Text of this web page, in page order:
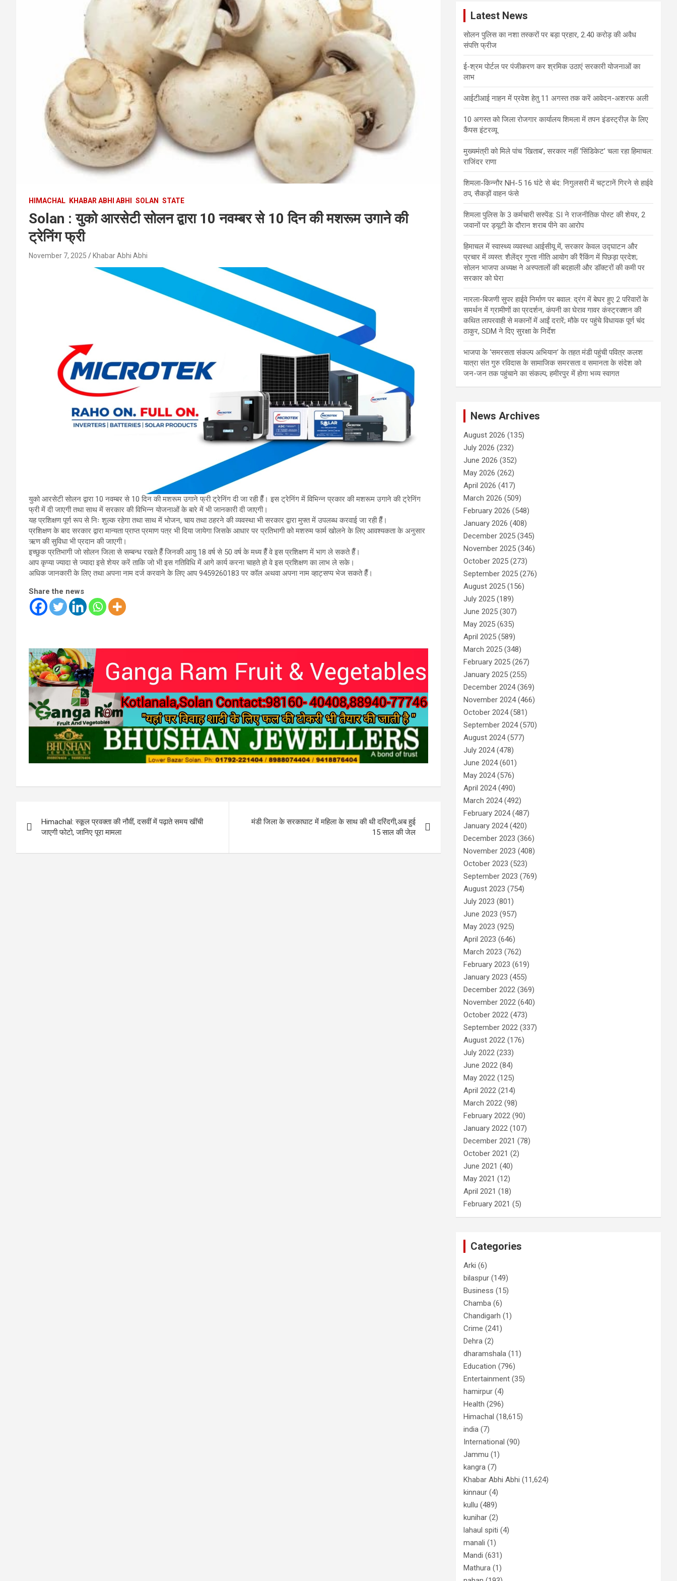
HIMACHAL KHABAR ABHI ABHI SOLAN STATE
Solan : युको आरसेटी सोलन द्वारा 10 नवम्बर से 10 दिन की मशरूम उगाने की
ट्रेनिंग फ्री
November 7, 2025 Khabar Abhi Abhi
युको आरसेटी सोलन द्वारा 10 नवम्बर से 10 दिन की मशरूम उगाने फ्री ट्रेनिंग दी जा रही हैँ। इस ट्रेनिंग में विभिन्न प्रकार की मशरूम उगाने की ट्रेनिंग
फ्री में दी जाएगी तथा साथ में सरकार की विभिन्न योजनाओं के बारे में भी जानकारी दी जाएगी।
यह प्रशिक्षण पूर्ण रूप से निः शुल्क रहेगा तथा साथ में भोजन, चाय तथा ठहरने की व्यवस्था भी सरकार द्वारा मुफ्त में उपलब्ध करवाई जा रही हैँ।
प्रशिक्षण के बाद सरकार द्वारा मान्यता प्राप्त प्रमाण पत्र भी दिया जायेगा जिसके आधार पर प्रतिभागी को मशरुम फार्म खोलने के लिए आवश्यकता के अनुसार
ऋण की सुविधा भी प्रदान की जाएगी।
इच्छुक प्रतिभागी जो सोलन जिला से सम्बन्ध रखते हैँ जिनकी आयु 18 वर्ष से 50 वर्ष के मध्य हैँ वे इस प्रशिक्षण में भाग ले सकते हैँ।
आप कृप्या ज्यादा से ज्यादा इसे शेयर करें ताकि जो भी इस गतिविधि में आगे कार्य करना चाहते हो वे इस प्रशिक्षण का लाभ ले सके।
अधिक जानकारी के लिए तथा अपना नाम दर्ज करवाने के लिए आप 9459260183 पर कॉल अथवा अपना नाम व्हाट्सप्प भेज सकते हैँ।
Share the news
navigation
Himachal: स्कूल प्रवक्ता की नौवीं, दसवीं में पढ़ाते समय खींची
जाएगी फोटो, जानिए पूरा मामला
मंडी जिला के सरकाघाट में महिला के साथ की थी दरिंदगी,अब हुई
15 साल की जेल
Latest News
सोलन पुलिस का नशा तस्करों पर बड़ा प्रहार, 2.40 करोड़ की अवैध
संपत्ति फ्रीज
ई-श्रम पोर्टल पर पंजीकरण कर श्रमिक उठाएं सरकारी योजनाओं का
लाभ
आईटीआई नाहन में प्रवेश हेतु 11 अगस्त तक करें आवेदन-अशरफ अली
10 अगस्त को जिला रोजगार कार्यालय शिमला में तपन इंडस्ट्रीज़ के लिए
कैंपस इंटरव्यू
मुख्यमंत्री को मिले पांच ‘खिताब’, सरकार नहीं ‘सिंडिकेट’ चला रहा हिमाचल:
राजिंदर राणा
शिमला-किन्नौर NH-5 16 घंटे से बंद: निगुलसरी में चट्टानें गिरने से हाईवे
ठप, सैकड़ों वाहन फंसे
शिमला पुलिस के 3 कर्मचारी सस्पेंड: SI ने राजनीतिक पोस्ट की शेयर, 2
जवानों पर ड्यूटी के दौरान शराब पीने का आरोप
हिमाचल में स्वास्थ्य व्यवस्था आईसीयू में, सरकार केवल उद्घाटन और
प्रचार में व्यस्त: शैलेंद्र गुप्ता नीति आयोग की रैंकिंग में पिछड़ा प्रदेश;
सोलन भाजपा अध्यक्ष ने अस्पतालों की बदहाली और डॉक्टरों की कमी पर
सरकार को घेरा
नारला-बिजणी सुपर हाईवे निर्माण पर बवाल: द्रंग में बेघर हुए 2 परिवारों के
समर्थन में ग्रामीणों का प्रदर्शन, कंपनी का घेराव गावर कंस्ट्रक्शन की
कथित लापरवाही से मकानों में आईं दरारें; मौके पर पहुंचे विधायक पूर्ण चंद
ठाकुर, SDM ने दिए सुरक्षा के निर्देश
भाजपा के ‘समरसता संकल्प अभियान’ के तहत मंडी पहुंची पवित्र कलश
यात्रा संत गुरु रविदास के सामाजिक समरसता व समानता के संदेश को
जन-जन तक पहुंचाने का संकल्प; हमीरपुर में होगा भव्य स्वागत
News Archives
August 2026 (135)
July 2026 (232)
June 2026 (352)
May 2026 (262)
April 2026 (417)
March 2026 (509)
February 2026 (548)
January 2026 (408)
December 2025 (345)
November 2025 (346)
October 2025 (273)
September 2025 (276)
August 2025 (156)
July 2025 (189)
June 2025 (307)
May 2025 (635)
April 2025 (589)
March 2025 (348)
February 2025 (267)
January 2025 (255)
December 2024(369)
November 2024(466)
October 2024(581)
September 2024(570)
August 2024(577)
July 2024(478)
June 2024(601)
May 2024(576)
April 2024(490)
March 2024(492)
February 2024(487)
January 2024(420)
December 2023 (366)
November 2023 (408)
October 2023 (523)
September 2023 (769)
August 2023 (754)
July 2023 (801)
June 2023 (957)
May 2023 (925)
April 2023 (646)
March 2023 (762)
February 2023 (619)
January 2023 (455)
December 2022 (369)
November 2022 (640)
October 2022 (473)
September 2022 (337)
August 2022 (176)
July 2022 (233)
June 2022 (84)
May 2022 (125)
April 2022 (214)
March 2022 (98)
February 2022 (90)
January 2022 (107)
December 2021 (78)
October 2021 (2)
June 2021 (40)
May 2021 (12)
April 2021 (18)
February 2021 (5)
Categories
Arki (6)
bilaspur (149)
Business (15)
Chamba (6)
Chandigarh (1)
Crime (241)
Dehra (2)
dharamshala (11)
Education (796)
Entertainment (35)
hamirpur (4)
Health (296)
Himachal (18,615)
india (7)
International (90)
Jammu (1)
kangra (7)
Khabar Abhi Abhi (11,624)
kinnaur (4)
kullu (489)
kunihar (2)
lahaul spiti (4)
manali (1)
Mandi (631)
Mathura (1)